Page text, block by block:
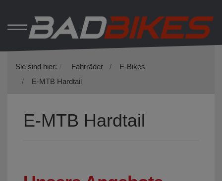
Sie sind hier: Fahrräder
E-Bikes
E-MTB Hardtail
E-MTB Hardtail